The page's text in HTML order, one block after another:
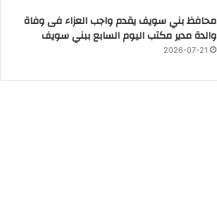
محافظ بني سويف يقدم واجب العزاء فى وفاة
والدة مدير مكتب اليوم السابع ببني سويف
2026-07-21